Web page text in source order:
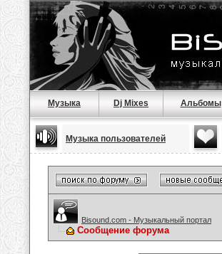
Музыка Dj Mixes Альбомы
Музыка пользователей
Bisound.com - Музыкальный портал
Сообщение форума